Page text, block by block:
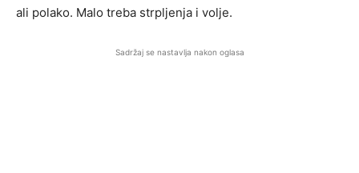
ali polako. Malo treba strpljenja i volje.
Sadržaj se nastavlja nakon oglasa